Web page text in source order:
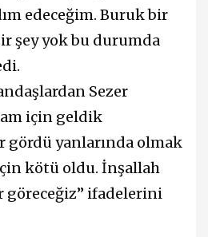
edeceğim. Buruk bir
şey yok bu durumda
Sezer
için geldik
gördü yanlarında olmak
kötü oldu. İnşallah
göreceğiz” ifadelerini